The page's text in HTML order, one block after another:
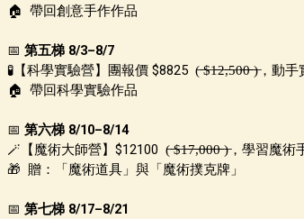
🏠 帶回創意手作作品
📅 第五梯 8/3–8/7
🧪【科學實驗營】
團報價 $8825 (̶ ̶$̶1̶̶̶2̶,̶̶̶5̶0̶̶̶0̶̶̶ ̶)̶， 動手
🏠 帶回科學實驗作品
📅 第六梯 8/10–8/14
🪄【魔術大師營】 $12100 (̶ ̶$̶1̶̶̶7̶̶̶,̶̶̶0̶̶̶0̶̶̶0̶̶̶ ̶)̶， 學習魔術
🎁 贈： 「魔術道具」與「魔術撲克牌」
📅 第七梯 8/17–8/21